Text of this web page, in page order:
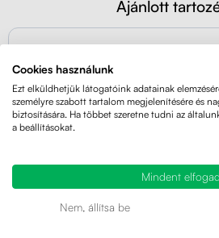
Ajánlott
A 2024-ES ÉV TERMÉKE
Cookies használunk
Ezt elküldhetjük látogatóink adatainak
személyre szabott tartalom megjelenítésére és
biztosítására. Ha többet szeretne tudni az
a beállításokat.
Mindent elfogad
Nem, állítsa be